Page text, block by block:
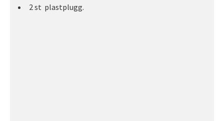
2 st plastplugg.